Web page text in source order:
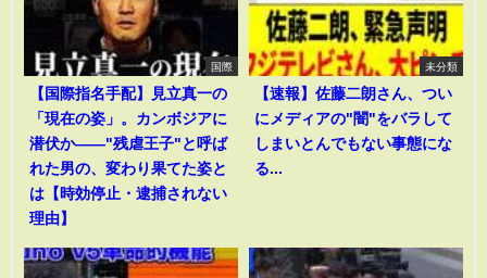
国際
【国際指名手配】見立真一の
「現在の姿」。カンボジアに
潜伏か――"残虐王子"と呼ば
れた男の、変わり果てた姿と
は【時効停止・逮捕されない
理由】
未分類
【速報】佐藤二朗さん、つい
にメディアの"闇"をバラして
しまいとんでもない事態にな
る...